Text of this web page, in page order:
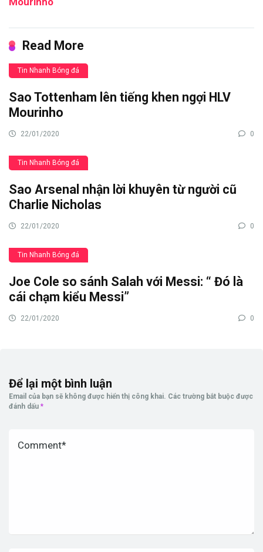
Read More
Tin Nhanh Bóng đá
Sao Tottenham lên tiếng khen ngợi HLV
Mourinho
22/01/2020 0
Tin Nhanh Bóng đá
Sao Arsenal nhận lời khuyên từ người cũ
Charlie Nicholas
22/01/2020 0
Tin Nhanh Bóng đá
Joe Cole so sánh Salah với Messi: “ Đó là
cái chạm kiểu Messi”
22/01/2020 0
Để lại một bình luận
Email của bạn sẽ không được hiển thị công khai. Các trường bắt buộc được
đánh dấu *